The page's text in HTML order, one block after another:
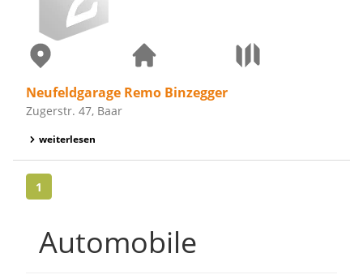
Neufeldgarage Remo Binzegger
Zugerstr. 47, Baar
weiterlesen
1
Automobile